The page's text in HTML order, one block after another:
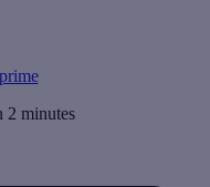
2 minutes